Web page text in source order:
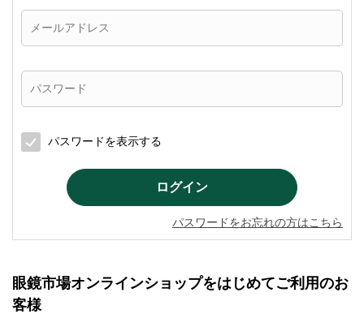
パスワードを表示する
パスワードをお忘れの方はこちら
眼鏡市場オンラインショップをはじめてご利用のお
客様